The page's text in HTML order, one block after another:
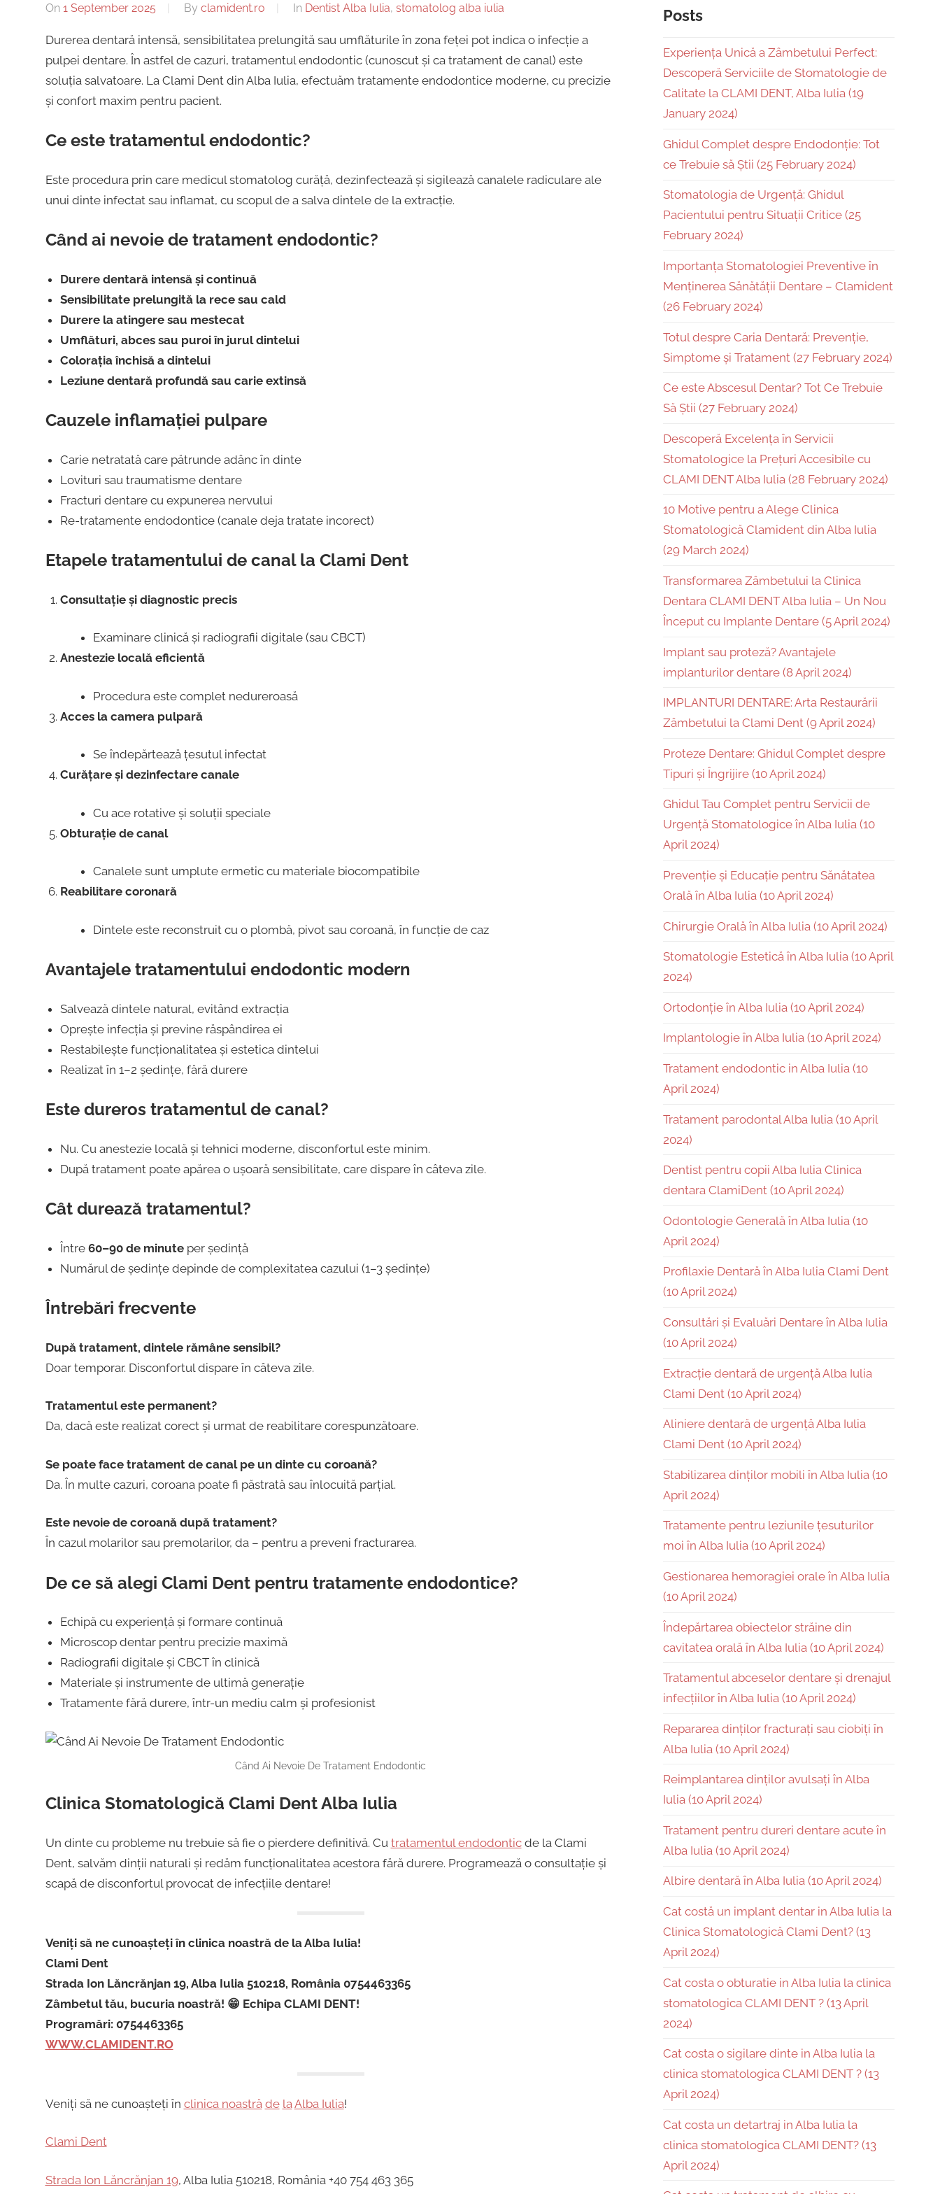
Alba
Iulia
Centru
Implantologie
dentar,
Copii,
Dentist,
Strada
Ion
19,
Iulia
510218,
+40754463365
On 1 September 2025 By clamident.ro In Dentist Alba Iulia, stomatolog alba iulia
Durerea dentară intensă, sensibilitatea prelungită sau umflăturile în zona feței pot indica o infecție a
pulpei dentare. În astfel de cazuri, tratamentul endodontic (cunoscut și ca tratament de canal) este
soluția salvatoare. La Clami Dent din Alba Iulia, efectuăm tratamente endodontice moderne, cu precizie
și confort maxim pentru pacient.
Ce este tratamentul endodontic?
Este procedura prin care medicul stomatolog curăță, dezinfectează și sigilează canalele radiculare ale
unui dinte infectat sau inflamat, cu scopul de a salva dintele de la extracție.
Când ai nevoie de tratament endodontic?
Durere dentară intensă și continuă
Sensibilitate prelungită la rece sau cald
Durere la atingere sau mestecat
Umflături, abces sau puroi în jurul dintelui
Colorația închisă a dintelui
Leziune dentară profundă sau carie extinsă
Cauzele inflamației pulpare
Carie netratată care pătrunde adânc în dinte
Lovituri sau traumatisme dentare
Fracturi dentare cu expunerea nervului
Re-tratamente endodontice (canale deja tratate incorect)
Etapele tratamentului de canal la Clami Dent
Consultație și diagnostic precis
Examinare clinică și radiografii digitale (sau CBCT)
Anestezie locală eficientă
Procedura este complet nedureroasă
Acces la camera pulpară
Se îndepărtează țesutul infectat
Curățare și dezinfectare canale
Cu ace rotative și soluții speciale
Obturație de canal
Canalele sunt umplute ermetic cu materiale biocompatibile
Reabilitare coronară
Dintele este reconstruit cu o plombă, pivot sau coroană, în funcție de caz
Avantajele tratamentului endodontic modern
Salvează dintele natural, evitând extracția
Oprește infecția și previne răspândirea ei
Restabilește funcționalitatea și estetica dintelui
Realizat în 1–2 ședințe, fără durere
Este dureros tratamentul de canal?
Nu. Cu anestezie locală și tehnici moderne, disconfortul este minim.
După tratament poate apărea o ușoară sensibilitate, care dispare în câteva zile.
Cât durează tratamentul?
Între 60–90 de minuteper ședință
Numărul de ședințe depinde de complexitatea cazului (1–3 ședințe)
Întrebări frecvente
După tratament, dintele rămâne sensibil?
Doar temporar. Disconfortul dispare în câteva zile.
Tratamentul este permanent?
Da, dacă este realizat corect și urmat de reabilitare corespunzătoare.
Se poate face tratament de canal pe un dinte cu coroană?
Da. În multe cazuri, coroana poate fi păstrată sau înlocuită parțial.
Este nevoie de coroană după tratament?
În cazul molarilor sau premolarilor, da – pentru a preveni fracturarea.
De ce să alegi Clami Dent pentru tratamente endodontice?
Echipă cu experiență și formare continuă
Microscop dentar pentru precizie maximă
Radiografii digitale și CBCT în clinică
Materiale și instrumente de ultimă generație
Tratamente fără durere, într-un mediu calm și profesionist
Când Ai Nevoie De Tratament Endodontic
Clinica Stomatologică Clami Dent Alba Iulia
Un dinte cu probleme nu trebuie să fie o pierdere definitivă. Cu tratamentul endodonticde la Clami
Dent, salvăm dinții naturali și redăm funcționalitatea acestora fără durere. Programează o consultație și
scapă de disconfortul provocat de infecțiile dentare!
Veniți să ne cunoașteți în clinica noastră de la Alba Iulia!
Clami Dent
Strada Ion Lăncrănjan 19, Alba Iulia 510218, România 0754463365
Zâmbetul tău, bucuria noastră! 😁 Echipa CLAMI DENT!
Programări: 0754463365
WWW.CLAMIDENT.RO
Veniți să ne cunoașteți în clinica noastră de la Alba Iulia!
Clami Dent
Strada Ion Lăncrănjan 19, Alba Iulia 510218, România +40 754 463 365
Posts
Experiența Unică a Zâmbetului Perfect:
Descoperă Serviciile de Stomatologie de
Calitate la CLAMI DENT, Alba Iulia (19
January 2024)
Ghidul Complet despre Endodonție: Tot
ce Trebuie să Știi (25 February 2024)
Stomatologia de Urgență: Ghidul
Pacientului pentru Situații Critice (25
February 2024)
Importanța Stomatologiei Preventive în
Menținerea Sănătății Dentare – Clamident
(26 February 2024)
Totul despre Caria Dentară: Prevenție,
Simptome și Tratament (27 February 2024)
Ce este Abscesul Dentar? Tot Ce Trebuie
Să Știi (27 February 2024)
Descoperă Excelența în Servicii
Stomatologice la Prețuri Accesibile cu
CLAMI DENT Alba Iulia (28 February 2024)
10 Motive pentru a Alege Clinica
Stomatologică Clamident din Alba Iulia
(29 March 2024)
Transformarea Zâmbetului la Clinica
Dentara CLAMI DENT Alba Iulia – Un Nou
Început cu Implante Dentare (5 April 2024)
Implant sau proteză? Avantajele
implanturilor dentare (8 April 2024)
IMPLANTURI DENTARE: Arta Restaurării
Zâmbetului la Clami Dent (9 April 2024)
Proteze Dentare: Ghidul Complet despre
Tipuri și Îngrijire (10 April 2024)
Ghidul Tau Complet pentru Servicii de
Urgență Stomatologice în Alba Iulia (10
April 2024)
Prevenție și Educație pentru Sănătatea
Orală în Alba Iulia (10 April 2024)
Chirurgie Orală în Alba Iulia (10 April 2024)
Stomatologie Estetică în Alba Iulia (10 April
2024)
Ortodonție în Alba Iulia (10 April 2024)
Implantologie în Alba Iulia (10 April 2024)
Tratament endodontic in Alba Iulia (10
April 2024)
Tratament parodontal Alba Iulia (10 April
2024)
Dentist pentru copii Alba Iulia Clinica
dentara ClamiDent (10 April 2024)
Odontologie Generală în Alba Iulia (10
April 2024)
Profilaxie Dentară în Alba Iulia Clami Dent
(10 April 2024)
Consultări și Evaluări Dentare în Alba Iulia
(10 April 2024)
Extracție dentară de urgență Alba Iulia
Clami Dent (10 April 2024)
Aliniere dentară de urgență Alba Iulia
Clami Dent (10 April 2024)
Stabilizarea dinților mobili în Alba Iulia (10
April 2024)
Tratamente pentru leziunile țesuturilor
moi în Alba Iulia (10 April 2024)
Gestionarea hemoragiei orale în Alba Iulia
(10 April 2024)
Îndepărtarea obiectelor străine din
cavitatea orală în Alba Iulia (10 April 2024)
Tratamentul abceselor dentare și drenajul
infecțiilor în Alba Iulia (10 April 2024)
Repararea dinților fracturați sau ciobiți în
Alba Iulia (10 April 2024)
Reimplantarea dinților avulsați în Alba
Iulia (10 April 2024)
Tratament pentru dureri dentare acute în
Alba Iulia (10 April 2024)
Albire dentară în Alba Iulia (10 April 2024)
Cat costă un implant dentar in Alba Iulia la
Clinica Stomatologică Clami Dent? (13
April 2024)
Cat costa o obturatie in Alba Iulia la clinica
stomatologica CLAMI DENT ? (13 April
2024)
Cat costa o sigilare dinte in Alba Iulia la
clinica stomatologica CLAMI DENT ? (13
April 2024)
Cat costa un detartraj in Alba Iulia la
clinica stomatologica CLAMI DENT? (13
April 2024)